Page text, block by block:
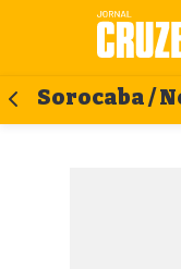
Sorocaba /